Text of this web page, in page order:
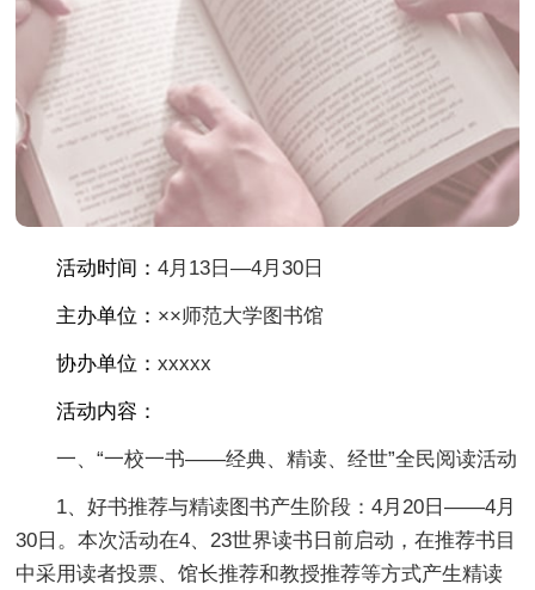
活动时间：4月13日—4月30日
主办单位： ××师范大学图书馆
协办单位：xxxxx
活动内容：
一、“一校一书——经典、精读、经世”全民阅读活动
1、好书推荐与精读图书产生阶段：4月20日——4月
30日。本次活动在4、23世界读书日前启动，在推荐书目
中采用读者投票、馆长推荐和教授推荐等方式产生精读